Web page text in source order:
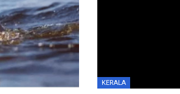
KERALA